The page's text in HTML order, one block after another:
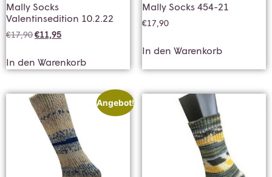
Mally Socks
Valentinsedition 10.2.22
€17,90€11,95
In den Warenkorb
Mally Socks 454-21
€17,90
In den Warenkorb
Angebot!